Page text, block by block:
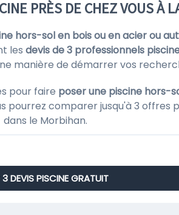
PRÈS DE CHEZ VOUS À
hors-sol en bois ou en acier ou
les devis de 3 professionnels
manière de démarrer vos
pour faire poser une piscine hors-
pourrez comparer jusqu'à 3 offres
dans le Morbihan.
3 DEVIS PISCINE GRATUIT